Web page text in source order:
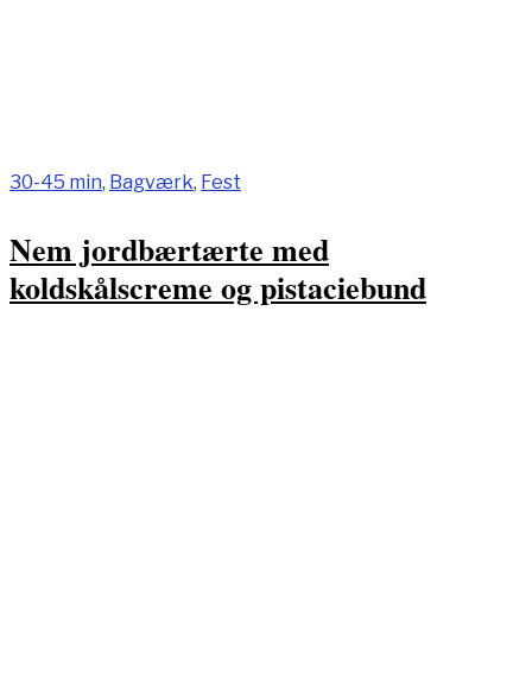
30-45 min, Bagværk, Fest
Nem jordbærtærte med
koldskålscreme og pistaciebund